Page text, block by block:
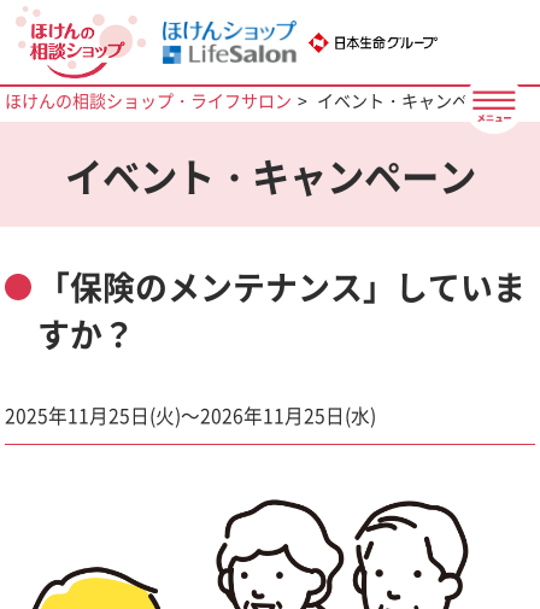
ほけんの相談ショップ・ライフサロン イベント・キャンペーン
イベント・キャンペーン
「保険のメンテナンス」していま
すか？
2025年11月25日(火)～2026年11月25日(水)